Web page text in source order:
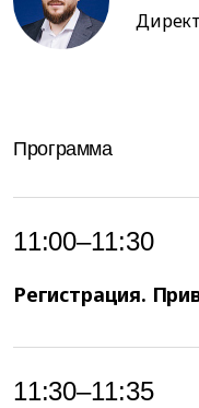
Программа
11:00–11:30
Регистрация.
11:30–11:35